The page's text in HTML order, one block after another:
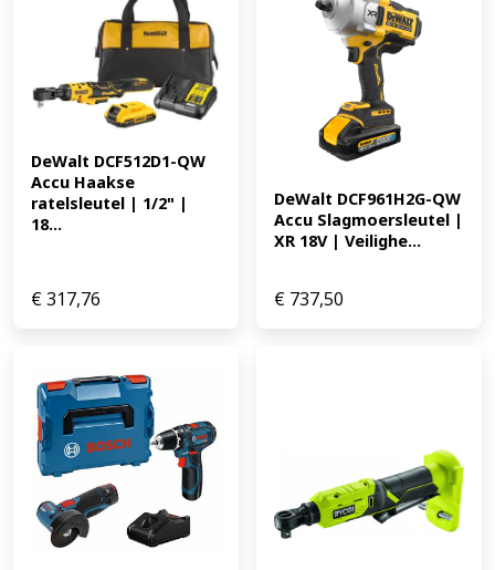
standaard vetpatroonsystemen. * Mobiel en
comfortabel: Inclusief schouderband voor eenvoudig
gebruik in verschillende werkomstandigheden.
Technische gegevens * Max. druk: 9.999,9 psi *
Geluidsdrukniveau: 85 dB(A) * Geluidsvermogensniveau:
77 dB(A) Standaard meegeleverd * 1x EAN:
4053423351217 304.10
DeWalt DCF512D1-QW
Accu Haakse
ratelsleutel | 1/2" |
18...
€317,76
DeWalt DCF961H2G-QW
Accu Slagmoersleutel |
XR 18V | Veilighe...
€ 737,50